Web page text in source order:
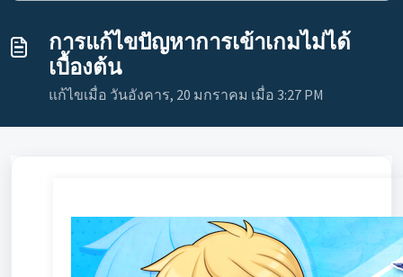
การแก้ไขปัญหาการเข้าเกมไม่ได้
เบื้องต้น
แก้ไขเมื่อ วันอังคาร, 20 มกราคม เมื่อ 3:27 PM